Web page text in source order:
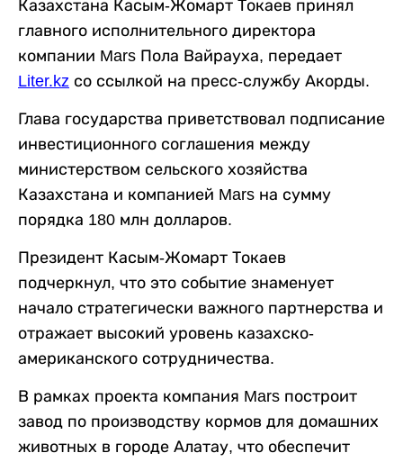
Казахстана Касым-Жомарт Токаев принял
главного исполнительного директора
компании Mars Пола Вайрауха, передает
Liter.kz со ссылкой на пресс-службу Акорды.
Глава государства приветствовал подписание
инвестиционного соглашения между
министерством сельского хозяйства
Казахстана и компанией Mars на сумму
порядка 180 млн долларов.
Президент Касым-Жомарт Токаев
подчеркнул, что это событие знаменует
начало стратегически важного партнерства и
отражает высокий уровень казахско-
американского сотрудничества.
В рамках проекта компания Mars построит
завод по производству кормов для домашних
животных в городе Алатау, что обеспечит